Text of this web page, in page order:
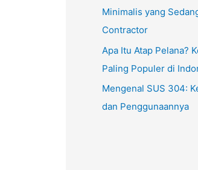
Minimalis yang
Contractor
Apa Itu Atap Pelana?
Paling Populer di
Mengenal SUS 304:
dan Penggunaannya